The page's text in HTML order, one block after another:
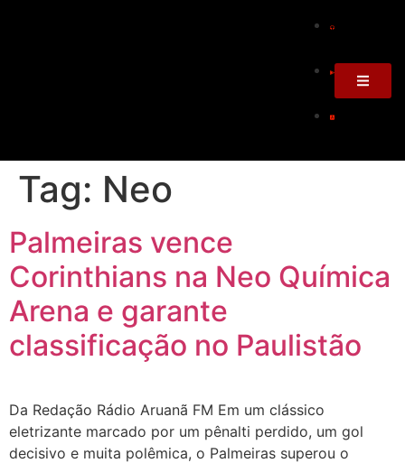
Tag: Neo
Palmeiras vence
Corinthians na Neo Química
Arena e garante
classificação no Paulistão
Da Redação Rádio Aruanã FM Em um clássico
eletrizante marcado por um pênalti perdido, um gol
decisivo e muita polêmica, o Palmeiras superou o